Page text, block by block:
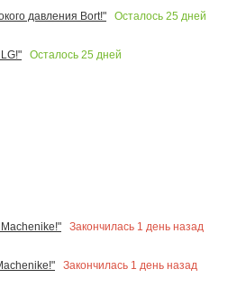
давления Bort!"
Осталось 25 дней
Осталось 25 дней
Закончилась 1 день назад
Закончилась 1 день назад